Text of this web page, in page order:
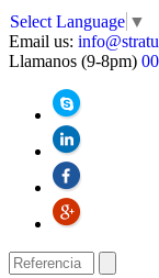
Select Language ▼
Email us:
Llamanos (9-8pm)